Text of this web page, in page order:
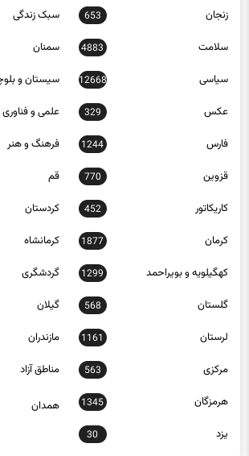
زنجان 653 سبک زندگی
سلامت 4883 سمنان
سیاسی 12668 سیستان و
عکس 329 علمی و فناوری
فارس 1244 فرهنگ و هنر
قزوین 770 قم
کاریکاتور 452 کردستان
کرمان 1877 کرمانشاه
کهگیلویه و بویراحمد 1299 گردشگری
گلستان 568 گیلان
لرستان 1161 مازندران
مرکزی 563 مناطق آزاد
هرمزگان 1345 همدان
یزد 30